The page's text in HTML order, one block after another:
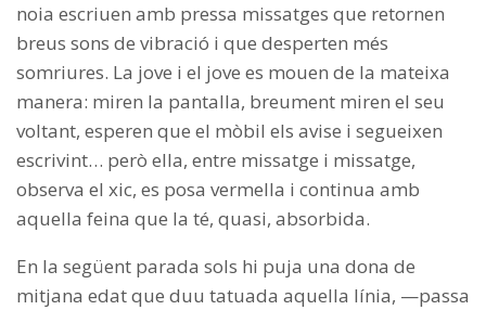
noia escriuen amb pressa missatges que retornen
breus sons de vibració i que desperten més
somriures. La jove i el jove es mouen de la mateixa
manera: miren la pantalla, breument miren el seu
voltant, esperen que el mòbil els avise i segueixen
escrivint… però ella, entre missatge i missatge,
observa el xic, es posa vermella i continua amb
aquella feina que la té, quasi, absorbida.
En la següent parada sols hi puja una dona de
mitjana edat que duu tatuada aquella línia, —passa